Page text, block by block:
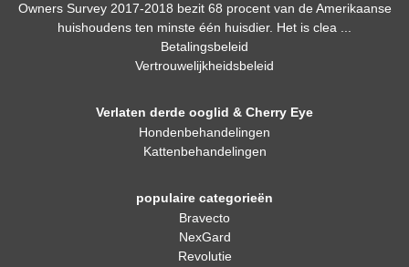
Owners Survey 2017-2018 bezit 68 procent van de Amerikaanse
huishoudens ten minste één huisdier. Het is clea ...
Betalingsbeleid
Vertrouwelijkheidsbeleid
Verlaten derde ooglid & Cherry Eye
Hondenbehandelingen
Kattenbehandelingen
populaire categorieën
Bravecto
NexGard
Revolutie